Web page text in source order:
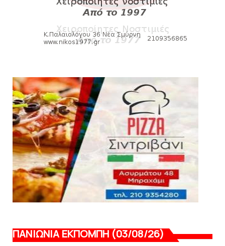
August 04, 2026
SLIDE
Πανιώνια Εκπομπή: Έπεσε η αυλαία της
ΕΠΙΚΑΙΡΟΤΗΤΑ
LIVE η Πανιώνια Εκπομπή!
August 03, 2026
ΠΑΝΙΩΝΙΑ ΕΚΠΟΜΠΗ (03/08/26)